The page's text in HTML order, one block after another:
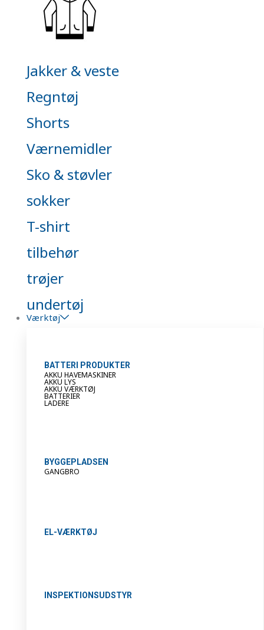
Jakker & veste
Regntøj
Shorts
Værnemidler
Sko & støvler
sokker
T-shirt
tilbehør
trøjer
undertøj
Værktøj
BATTERI PRODUKTER
AKKU HAVEMASKINER
AKKU LYS
AKKU VÆRKTØJ
BATTERIER
LADERE
BYGGEPLADSEN
GANGBRO
EL-VÆRKTØJ
INSPEKTIONSUDSTYR